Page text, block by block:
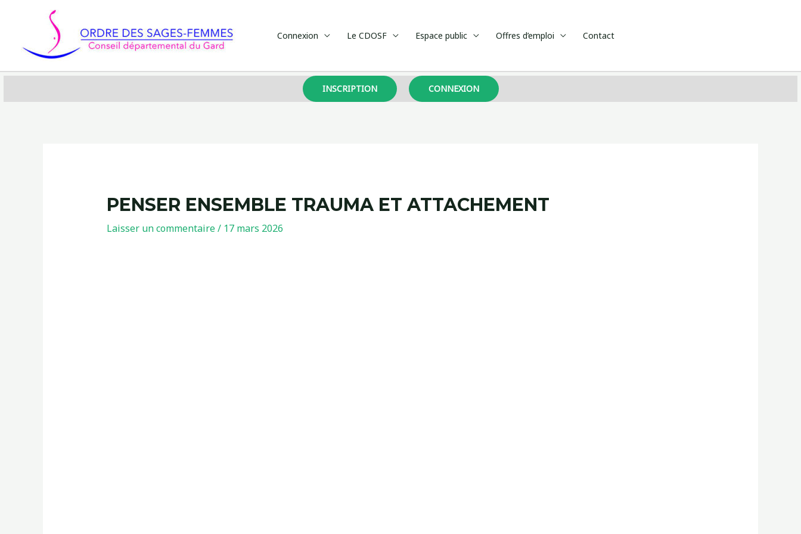
Connexion Le CDOSF Espace public Offres d’emploi Contact
INSCRIPTION CONNEXION
PENSER ENSEMBLE TRAUMA ET ATTACHEMENT
Laisser un commentaire/ 17 mars 2026